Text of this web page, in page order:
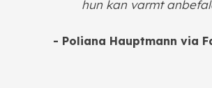
hun kan varmt
- Poliana Hauptmann via